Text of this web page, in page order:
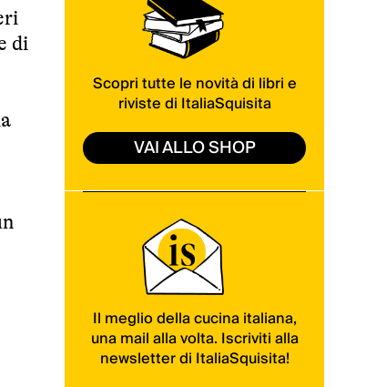
di
Scopri tutte le novità di libri e
riviste di ItaliaSquisita
VAI ALLO SHOP
Il meglio della cucina italiana,
una mail alla volta. Iscriviti alla
newsletter di ItaliaSquisita!